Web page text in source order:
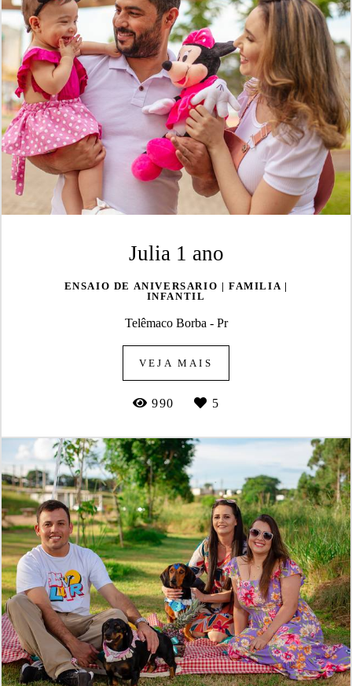
Julia 1 ano
ENSAIO DE ANIVERSARIO | FAMILIA |
INFANTIL
Telêmaco Borba - Pr
VEJA MAIS
990 5